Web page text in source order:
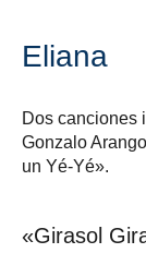
Eliana
Dos canciones
Gonzalo
un Yé-Yé».
«Girasol